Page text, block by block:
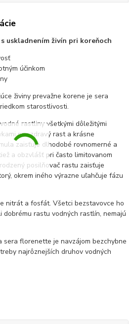
uskladnením živín pri koreňoch
účinkom
živiny prevažne korene je sera
starostlivosti.
rastliny všetkými dôležitými
pre zdravý rast a krásne
zaisťuje dlhodobé rovnomerné a
a obzvlášť pri často limitovanom
posilňovač rastu zaisťuje
okrem iného výrazne uľahčuje fázu
nitrát a fosfát. Všetci bezstavovce ho
dobrému rastu vodných rastlín, nemajú
sera florenette je navzájom bezchybne
najrôznejších druhov vodných